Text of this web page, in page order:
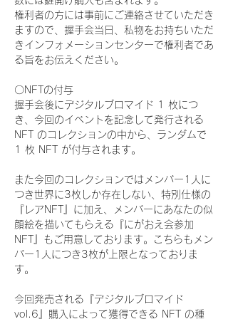
権利者の方には事前にご連絡させていただき
ますので、握手会当日、私物をお持ちいただ
きインフォメーションセンターで権利者であ
る旨をお伝えください。
〇NFTの付与
握手会後にデジタルブロマイド 1 枚につ
き、今回のイベントを記念して発行される
NFT のコレクションの中から、ランダムで
1 枚 NFT が付与されます。
また今回のコレクションではメンバー1人に
つき世界に3枚しか存在しない、特別仕様の
『レアNFT』に加え、メンバーにあなたの似
顔絵を描いてもらえる『にがおえ会参加
NFT』もご用意しております。こちらもメン
バー1人につき3枚が上限となっておりま
す。
今回発売される『デジタルブロマイド
vol.6』購入によって獲得できる NFT の種